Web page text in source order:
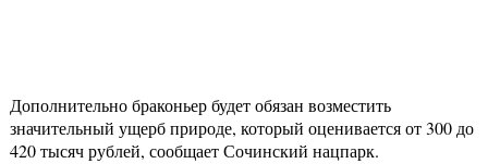
Дополнительно браконьер будет обязан возместить
значительный ущерб природе, который оценивается от 300 до
420 тысяч рублей, сообщает Сочинский нацпарк.